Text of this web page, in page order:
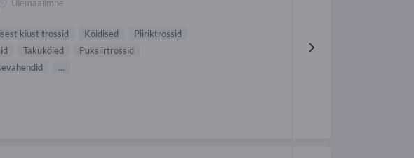
Ülemaailmne
kiust trossid Köidised
Piiriktrossid
Takuköied
Puksiirtrossid
...